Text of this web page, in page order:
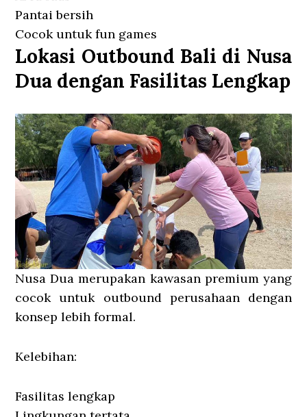
Pantai bersih
Cocok untuk fun games
Lokasi Outbound Bali di Nusa
Dua dengan Fasilitas Lengkap
Nusa Dua merupakan kawasan premium yang
cocok untuk outbound perusahaan dengan
konsep lebih formal.
Kelebihan:
Fasilitas lengkap